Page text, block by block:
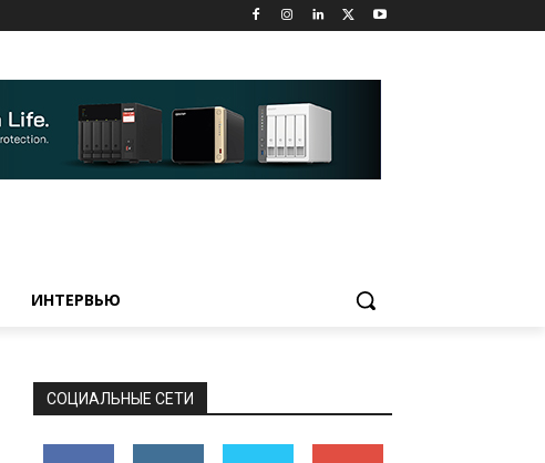
ИНТЕРВЬЮ
СОЦИАЛЬНЫЕ СЕТИ